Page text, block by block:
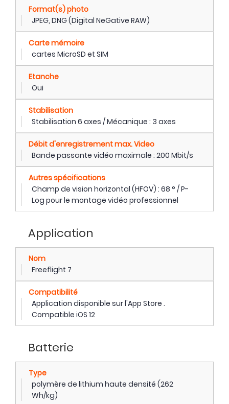
Format(s) photo
JPEG, DNG (Digital NeGative RAW)
Carte mémoire
cartes MicroSD et SIM
Etanche
Oui
Stabilisation
Stabilisation 6 axes / Mécanique : 3 axes
Débit d'enregistrement max. Video
Bande passante vidéo maximale : 200 Mbit/s
Autres spécifications
Champ de vision horizontal (HFOV) : 68 ° / P-
Log pour le montage vidéo professionnel
Application
Nom
Freeflight 7
Compatibilité
Application disponible sur l'App Store .
Compatible iOS 12
Batterie
Type
polymère de lithium haute densité (262
Wh/kg)